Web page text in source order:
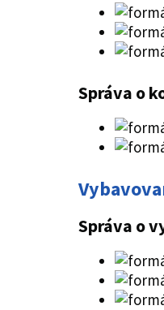
Správa o
Správa o